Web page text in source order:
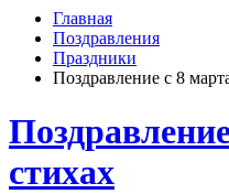
Главная
Поздравления
Праздники
Поздравление с 8
стихах